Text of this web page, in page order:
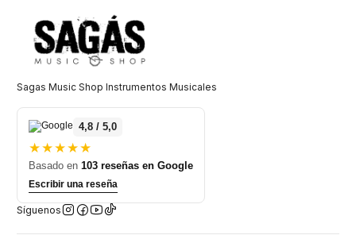
Sagas Music Shop Instrumentos Musicales
4,8 / 5,0
★★★★★
Basado en 103 reseñas en Google
Escribir una reseña
Síguenos